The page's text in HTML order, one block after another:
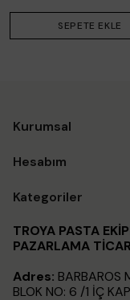
SEPETE EKLE
Kurumsal
Hesabım
Kategoriler
TROYA PASTA
PAZARLAMA
Adres: BARBAROS
BLOK NO: 6 /1 İÇ